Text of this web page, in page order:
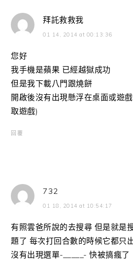
拜託救救我
01 14, 2014 at 00:13:36
您好
我手機是蘋果 已經越獄成功
但是我下載八門跟燒餅
開啟後沒有出現懸浮在桌面或遊
取遊戲)
回覆
732
01 18, 2014 at 10:54:17
有照雲爸所說的去搜尋 但是就是
題了 每次打回合數的時候它都只
沒有出現選單-_____- 快被搞瘋了